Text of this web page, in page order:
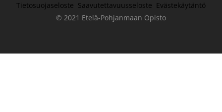
Tietosuojaseloste Saavutettavuusseloste Evästekäytäntö
© 2021 Etelä-Pohjanmaan Opisto